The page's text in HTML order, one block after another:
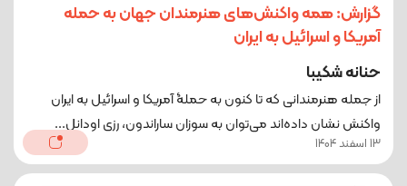
گزارش: همه واکنش‌های هنرمندان جهان به حمله
آمریکا و اسرائیل به ایران
حنانه شکیبا
از جمله هنرمندانی که تا کنون به حملۀ آمریکا و اسرائیل به ایران
واکنش نشان داده‌اند می‌توان به سوزان ساراندون، رزی اودانل...
13 اسفند 1404